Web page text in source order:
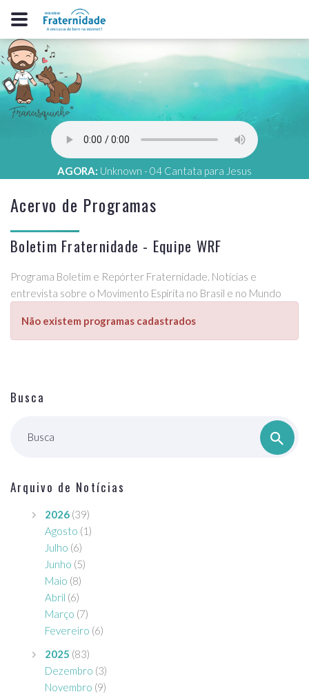
AGORA: Unknown - 04 Cantata para Jesus
Acervo de Programas
Boletim Fraternidade - Equipe WRF
Programa Boletim e Repórter Fraternidade. Notícias e
entrevista sobre o Movimento Espírita no Brasil e no Mundo
Não existem programas cadastrados
Busca
Busca
Arquivo de Notícias
2026 (39)
Agosto (1)
Julho (6)
Junho (5)
Maio (8)
Abril (6)
Março (7)
Fevereiro (6)
2025 (83)
Dezembro (3)
Novembro (9)